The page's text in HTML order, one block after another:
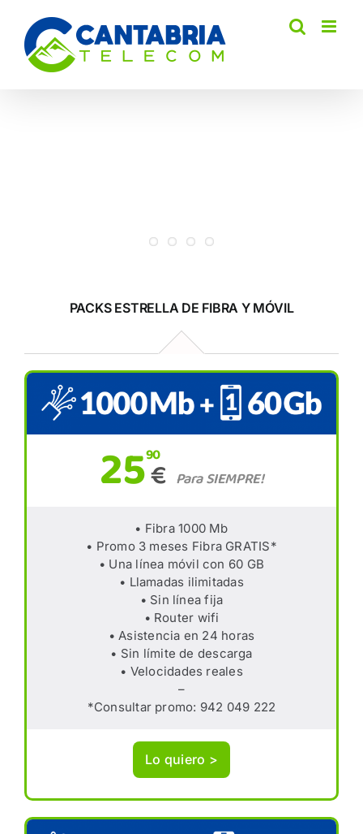
contenido
PACKS ESTRELLA DE FIBRA Y MÓVIL
2590
€ Para SIEMPRE!
• Fibra 1000 Mb
• Promo 3 meses Fibra GRATIS*
• Una línea móvil con 60 GB
• Llamadas ilimitadas
• Sin línea fija
• Router wifi
• Asistencia en 24 horas
• Sin límite de descarga
• Velocidades reales
–
*Consultar promo: 942 049 222
Lo quiero >